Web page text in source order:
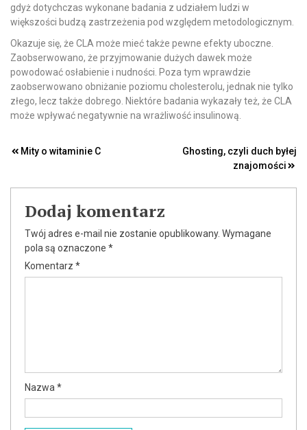
gdyż dotychczas wykonane badania z udziałem ludzi w
większości budzą zastrzeżenia pod względem metodologicznym.
Okazuje się, że CLA może mieć także pewne efekty uboczne.
Zaobserwowano, że przyjmowanie dużych dawek może
powodować osłabienie i nudności. Poza tym wprawdzie
zaobserwowano obniżanie poziomu cholesterolu, jednak nie tylko
złego, lecz także dobrego. Niektóre badania wykazały też, że CLA
może wpływać negatywnie na wrażliwość insulinową.
Nawigacja
Mity o witaminie C
Ghosting, czyli duch byłej
znajomości
Dodaj komentarz
Twój adres e-mail nie zostanie opublikowany. Wymagane
pola są oznaczone *
Komentarz *
Nazwa*